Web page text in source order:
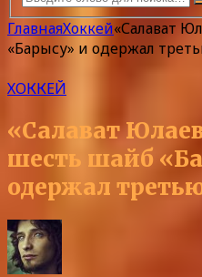
ГлавнаяХоккей«Салават
«Барысу» и одержал
ХОККЕЙ
«Салават
шесть шайб
одержал